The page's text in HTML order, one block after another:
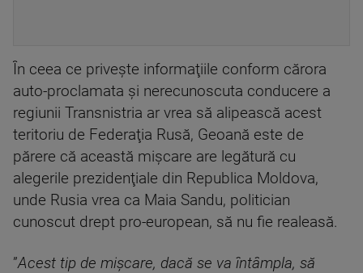
În ceea ce priveşte informaţiile conform cărora
auto-proclamata şi nerecunoscuta conducere a
regiunii Transnistria ar vrea să alipească acest
teritoriu de Federaţia Rusă, Geoană este de
părere că această mişcare are legătură cu
alegerile prezidenţiale din Republica Moldova,
unde Rusia vrea ca Maia Sandu, politician
cunoscut drept pro-european, să nu fie realeasă.
”Acest tip de mişcare, dacă se va întâmpla, să